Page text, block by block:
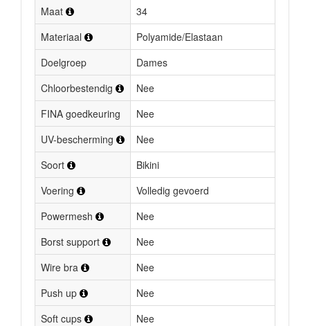
Maat
34
Materiaal
Polyamide/Elastaan
Doelgroep
Dames
Chloorbestendig
Nee
FINA goedkeuring
Nee
UV-bescherming
Nee
Soort
Bikini
Voering
Volledig gevoerd
Powermesh
Nee
Borst support
Nee
Wire bra
Nee
Push up
Nee
Soft cups
Nee